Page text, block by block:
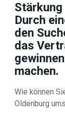
Durch
den
das
machen.
Wie können
Oldenburg